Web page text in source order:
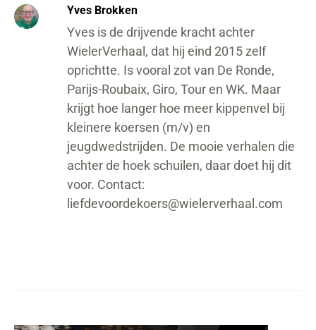
Yves Brokken
Yves is de drijvende kracht achter
WielerVerhaal, dat hij eind 2015 zelf
oprichtte. Is vooral zot van De Ronde,
Parijs-Roubaix, Giro, Tour en WK. Maar
krijgt hoe langer hoe meer kippenvel bij
kleinere koersen (m/v) en
jeugdwedstrijden. De mooie verhalen die
achter de hoek schuilen, daar doet hij dit
voor. Contact:
liefdevoordekoers@wielerverhaal.com